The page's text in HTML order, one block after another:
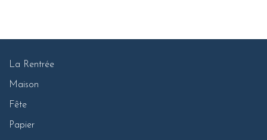
La Rentrée
Maison
Fête
Papier